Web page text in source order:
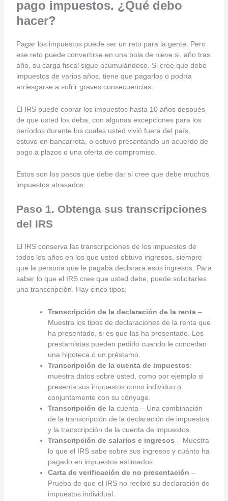
pago impuestos. ¿Qué debo
hacer?
Pagar los impuestos puede ser un reto para la gente. Pero
ese reto puede convertirse en una bola de nieve si, año tras
año, su carga fiscal sigue acumulándose. Si cree que debe
impuestos de varios años, tiene que pagarlos o podría
arriesgarse a sufrir graves consecuencias.
El IRS puede cobrar los impuestos hasta 10 años después
de que usted los deba, con algunas excepciones para los
períodos durante los cuales usted vivió fuera del país,
estuvo en bancarrota, o estuvo presentando un acuerdo de
pago a plazos o una oferta de compromiso.
Estos son los pasos que debe dar si cree que debe muchos
impuestos atrasados.
Paso 1. Obtenga sus transcripciones
del IRS
El IRS conserva las transcripciones de los impuestos de
todos los años en los que usted obtuvo ingresos, siempre
que la persona que le pagaba declarara esos ingresos. Para
saber lo que el IRS cree que usted debe, puede solicitarles
una transcripción. Hay cinco tipos:
Transcripción de la declaración de la renta –
Muestra los tipos de declaraciones de la renta que
ha presentado, si es que las ha presentado. Los
prestamistas pueden pedirlo cuando le concedan
una hipoteca o un préstamo.
Transcripción de la cuenta de impuestos:
muestra datos sobre usted, como por ejemplo si
presenta sus impuestos como individuo o
conjuntamente con su cónyuge.
Transcripción de la cuenta – Una combinación
de la transcripción de la declaración de impuestos
y la transcripción de la cuenta de impuestos.
Transcripción de salarios e ingresos – Muestra
lo que el IRS sabe sobre sus ingresos y cuánto ha
pagado en impuestos estimados.
Carta de verificación de no presentación –
Prueba de que el IRS no recibió su declaración de
impuestos individual.